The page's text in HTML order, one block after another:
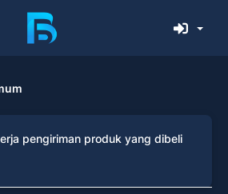
pengiriman produk yang dibeli